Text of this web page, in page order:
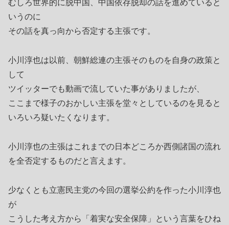
むしろ世界的に脱中国、中国依存脱却の話を進めていると
いうのに
その話を真っ向から否定する主張です。
小川淳也は以前、朝鮮総連の主張そのものを自身の政策と
して
ツイッターでも動画で流していた事がありましたが、
ここまで様子のおかしい主張を堂々としているのを見ると
いろいろ疑いたくなります。
小川淳也の主張はこれまでの日本どころか西側諸国の流れ
を全否定するものだと言えます。
少なくとも立憲民主党の今回の選挙公約を作った小川淳也
が
こうした考え方から「着実な安全保障」という言葉をひね